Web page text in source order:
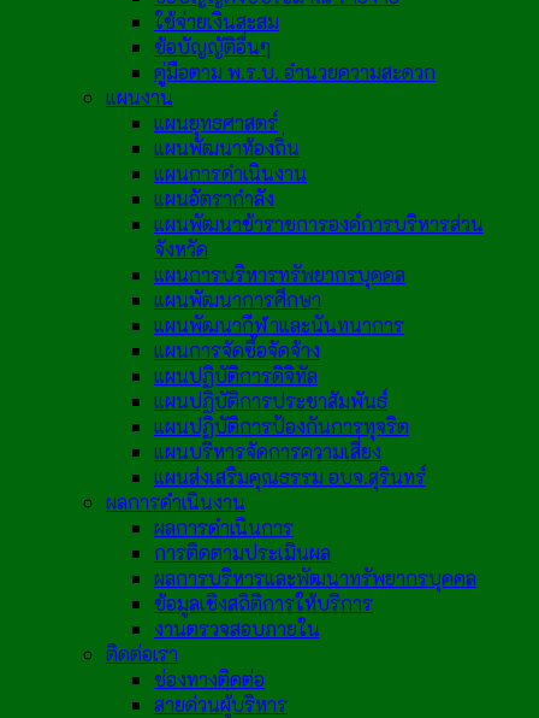
ใช้จ่ายเงินสะสม
ข้อบัญญัติอื่นๆ
คู่มือตาม พ.ร.บ. อำนวยความสะดวก
แผนงาน
แผนยุทธศาสตร์
แผนพัฒนาท้องถิ่น
แผนการดำเนินงาน
แผนอัตรากำลัง
แผนพัฒนาข้าราชการองค์การบริหารส่วน
จังหวัด
แผนการบริหารทรัพยากรบุคคล
แผนพัฒนาการศึกษา
แผนพัฒนากีฬาและนันทนาการ
แผนการจัดซื้อจัดจ้าง
แผนปฏิบัติการดิจิทัล
แผนปฏิบัติการประชาสัมพันธ์
แผนปฏิบัติการป้องกันการทุจริต
แผนบริหารจัดการความเสี่ยง
แผนส่งเสริมคุณธรรม อบจ.สุรินทร์
ผลการดำเนินงาน
ผลการดำเนินการ
การติดตามประเมินผล
ผลการบริหารและพัฒนาทรัพยากรบุคคล
ข้อมูลเชิงสถิติการให้บริการ
งานตรวจสอบภายใน
ติดต่อเรา
ช่องทางติดต่อ
สายด่วนผู้บริหาร